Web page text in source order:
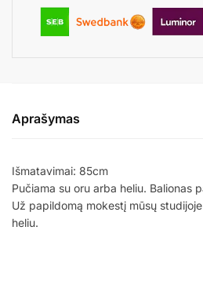
Aprašymas
Išmatavimai: 85cm
Pučiama su oru arba heliu. Balionas
Už papildomą mokestį mūsų
heliu.